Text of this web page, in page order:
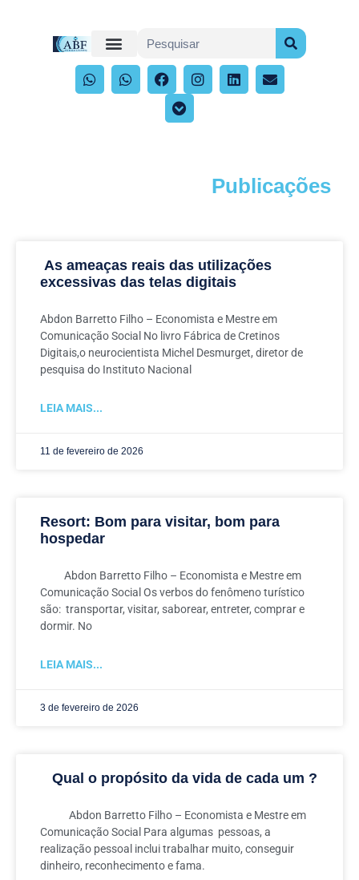
Publicações
As ameaças reais das utilizações
excessivas das telas digitais
Abdon Barretto Filho – Economista e Mestre em
Comunicação Social No livro Fábrica de Cretinos
Digitais,o neurocientista Michel Desmurget, diretor de
pesquisa do Instituto Nacional
LEIA MAIS...
11 de fevereiro de 2026
Resort: Bom para visitar, bom para
hospedar
Abdon Barretto Filho – Economista e Mestre em
Comunicação Social Os verbos do fenômeno turístico
são: transportar, visitar, saborear, entreter, comprar e
dormir. No
LEIA MAIS...
3 de fevereiro de 2026
Qual o propósito da vida de cada um ?
Abdon Barretto Filho – Economista e Mestre em
Comunicação Social Para algumas pessoas, a
realização pessoal inclui trabalhar muito, conseguir
dinheiro, reconhecimento e fama.